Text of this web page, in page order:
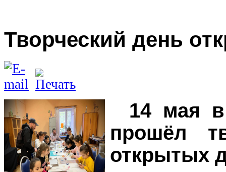
Творческий день
14 мая
прошёл
открытых